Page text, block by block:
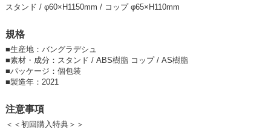
星空柄 英語柄）
スタンド / φ60×H1150mm / コップ φ65×H110mm
規格
■生産地：バングラデシュ
■素材・成分：スタンド / ABS樹脂 コップ / AS樹脂
■パッケージ：個包装
■製造年：2021
注意事項
＜＜初回購入特典＞＞